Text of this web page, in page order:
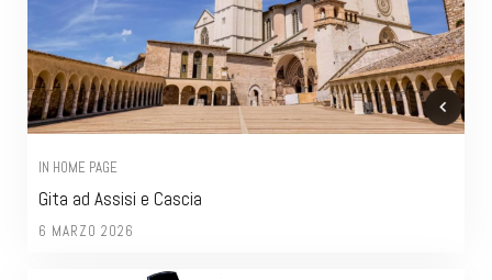
IN HOME PAGE
Gita ad Assisi e Cascia
6 MARZO 2026